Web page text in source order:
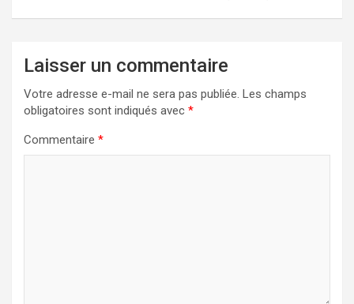
Laisser un commentaire
Votre adresse e-mail ne sera pas publiée. Les champs
obligatoires sont indiqués avec *
Commentaire *